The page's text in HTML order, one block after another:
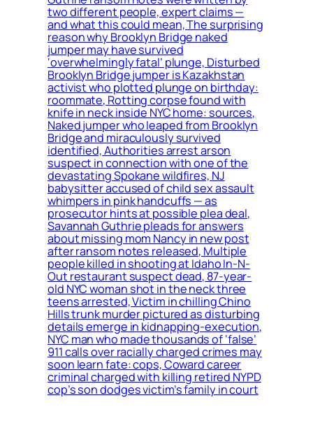
two different people, expert claims —
and what this could mean, The surprising
reason why Brooklyn Bridge naked
jumper may have survived
‘overwhelmingly fatal’ plunge, Disturbed
Brooklyn Bridge jumper is Kazakhstan
activist who plotted plunge on birthday:
roommate, Rotting corpse found with
knife in neck inside NYC home: sources,
Naked jumper who leaped from Brooklyn
Bridge and miraculously survived
identified, Authorities arrest arson
suspect in connection with one of the
devastating Spokane wildfires, NJ
babysitter accused of child sex assault
whimpers in pink handcuffs — as
prosecutor hints at possible plea deal,
Savannah Guthrie pleads for answers
about missing mom Nancy in new post
after ransom notes released, Multiple
people killed in shooting at Idaho In-N-
Out restaurant suspect dead, 87-year-
old NYC woman shot in the neck three
teens arrested, Victim in chilling Chino
Hills trunk murder pictured as disturbing
details emerge in kidnapping-execution,
NYC man who made thousands of ‘false’
911 calls over racially charged crimes may
soon learn fate: cops, Coward career
criminal charged with killing retired NYPD
cop’s son dodges victim’s family in court